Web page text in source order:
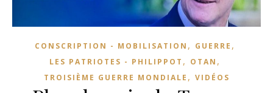
CONSCRIPTION - MOBILISATION , GUERRE ,
LES PATRIOTES - PHILIPPOT , OTAN ,
TROISIÈME GUERRE MONDIALE , VIDÉOS